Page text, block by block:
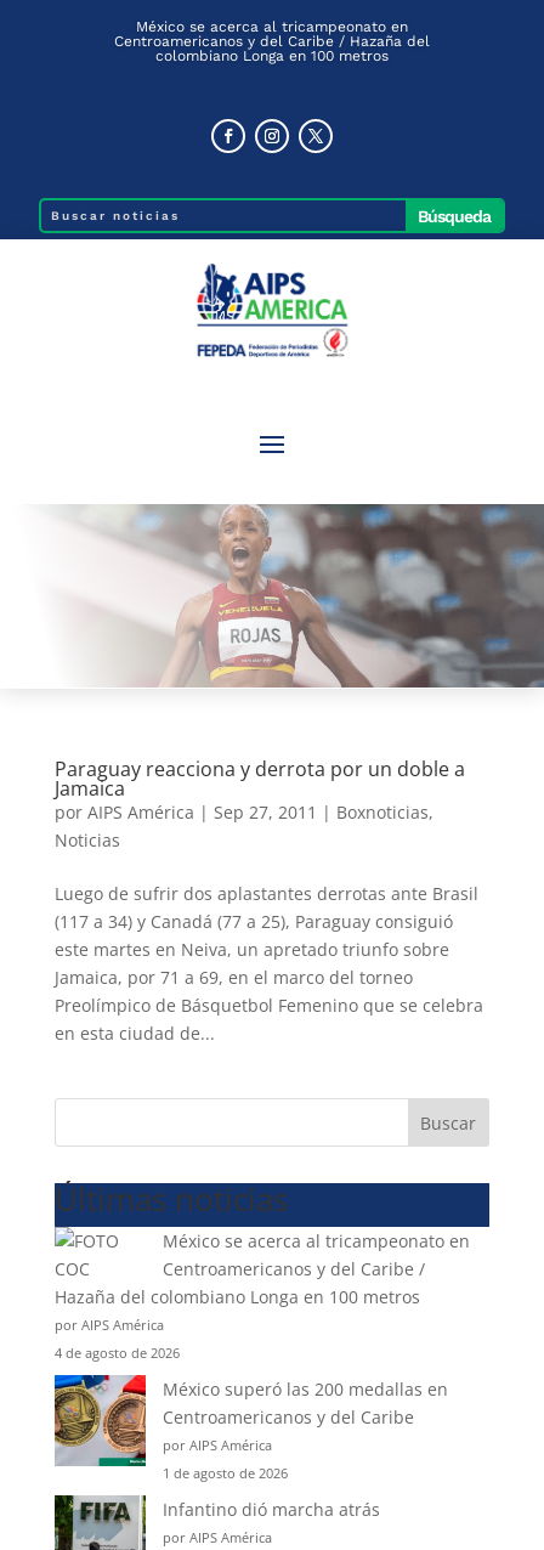
México se acerca al tricampeonato en
Centroamericanos y del Caribe / Hazaña del
colombiano Longa en 100 metros
Paraguay reacciona y derrota por un doble a
Jamaica
por AIPS América | Sep 27, 2011 | Boxnoticias,
Noticias
Luego de sufrir dos aplastantes derrotas ante Brasil
(117 a 34) y Canadá (77 a 25), Paraguay consiguió
este martes en Neiva, un apretado triunfo sobre
Jamaica, por 71 a 69, en el marco del torneo
Preolímpico de Básquetbol Femenino que se celebra
en esta ciudad de...
Buscar
Últimas noticias
México se acerca al tricampeonato en
Centroamericanos y del Caribe /
Hazaña del colombiano Longa en 100 metros
por AIPS América
4 de agosto de 2026
México superó las 200 medallas en
Centroamericanos y del Caribe
por AIPS América
1 de agosto de 2026
Infantino dió marcha atrás
por AIPS América